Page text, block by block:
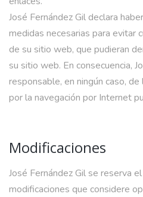
José Fernández Gil declara
medidas necesarias para evitar
de su sitio web, que pudieran
su sitio web. En consecuencia,
responsable, en ningún caso,
por la navegación por Internet
Modificaciones
José Fernández Gil se reserva
modificaciones que considere